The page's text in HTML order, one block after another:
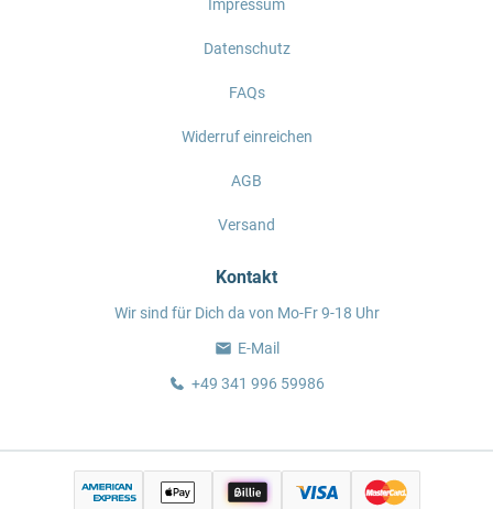
Impressum
Datenschutz
FAQs
Widerruf einreichen
AGB
Versand
Kontakt
Wir sind für Dich da von Mo-Fr 9-18 Uhr
E-Mail
+49 341 996 59986